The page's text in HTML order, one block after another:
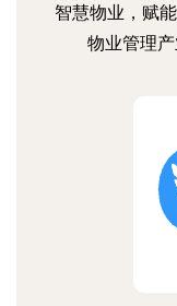
智慧物业，赋
物业管理